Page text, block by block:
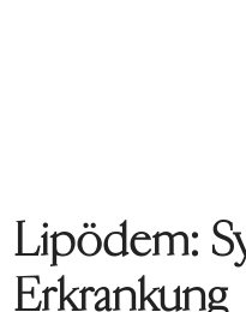
Lipödem:
Erkrankung